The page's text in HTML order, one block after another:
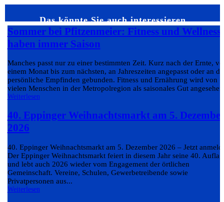
Das könnte Sie auch interessieren…
Sommer bei Pfitzenmeier: Fitness und Wellness
haben immer Saison
Manches passt nur zu einer bestimmten Zeit. Kurz nach der Ernte,
einem Monat bis zum nächsten, an Jahreszeiten angepasst oder an
persönliche Empfinden gebunden. Fitness und Ernährung wird von
vielen Menschen in der Metropolregion als saisonales Gut
Weiterlesen
40. Eppinger Weihnachtsmarkt am 5.
2026
40. Eppinger Weihnachtsmarkt am 5. Dezember 2026 – Jetzt
Der Eppinger Weihnachtsmarkt feiert in diesem Jahr seine 40.
und lebt auch 2026 wieder vom Engagement der örtlichen
Gemeinschaft. Vereine, Schulen, Gewerbetreibende sowie
Privatpersonen aus...
Weiterlesen